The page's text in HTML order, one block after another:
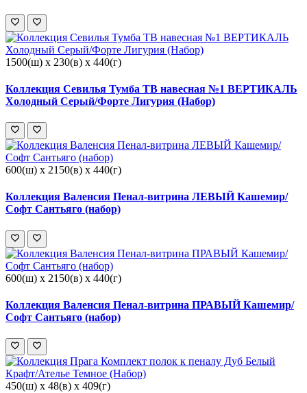
1500(ш) x 230(в) x 440(г)
Коллекция Севилья Тумба ТВ навесная №1 ВЕРТИКАЛЬ
Холодный Серый/Форте Лигурия (Набор)
600(ш) x 2150(в) x 440(г)
Коллекция Валенсия Пенал-витрина ЛЕВЫЙ Кашемир/
Софт Сантьяго (набор)
600(ш) x 2150(в) x 440(г)
Коллекция Валенсия Пенал-витрина ПРАВЫЙ Кашемир/
Софт Сантьяго (набор)
450(ш) x 48(в) x 409(г)